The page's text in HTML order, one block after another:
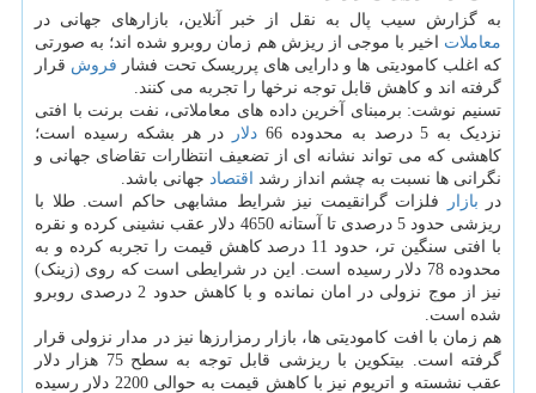
به گزارش سیب پال به نقل از خبر آنلاین، بازارهای جهانی در
معاملات اخیر با موجی از ریزش هم زمان روبرو شده اند؛ به صورتی
که اغلب کامودیتی ها و دارایی های پرریسک تحت فشار فروش قرار
گرفته اند و کاهش قابل توجه نرخها را تجربه می کنند.
تسنیم نوشت: برمبنای آخرین داده های معاملاتی، نفت برنت با افتی
نزدیک به 5 درصد به محدوده 66
دلار
در هر بشکه رسیده است؛
کاهشی که می تواند نشانه ای از تضعیف انتظارات تقاضای جهانی و
نگرانی ها نسبت به چشم انداز رشد اقتصاد جهانی باشد.
در بازار
فلزات گرانقیمت نیز شرایط مشابهی حاکم است. طلا با
ریزشی حدود 5 درصدی تا آستانه 4650 دلار عقب نشینی کرده و نقره
با افتی سنگین تر، حدود 11 درصد کاهش قیمت را تجربه کرده و به
محدوده 78 دلار رسیده است. این در شرایطی است که روی (زینک)
نیز از موج نزولی در امان نمانده و با کاهش حدود 2 درصدی روبرو
شده است.
هم زمان با افت کامودیتی ها، بازار رمزارزها نیز در مدار نزولی قرار
گرفته است. بیتکوین با ریزشی قابل توجه به سطح 75 هزار دلار
عقب نشسته و اتریوم نیز با کاهش قیمت به حوالی 2200 دلار رسیده